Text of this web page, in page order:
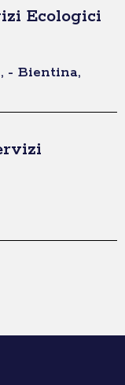
Ecologici
- Bientina,